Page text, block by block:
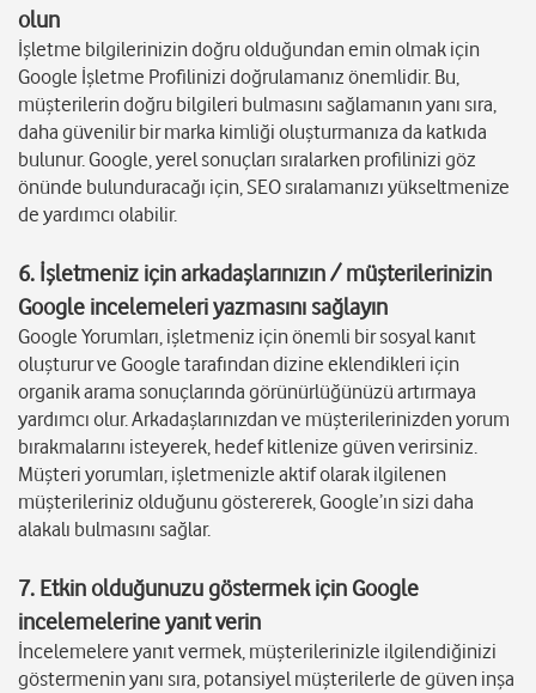
olun
İşletme bilgilerinizin doğru olduğundan emin olmak için
Google İşletme Profilinizi doğrulamanız önemlidir. Bu,
müşterilerin doğru bilgileri bulmasını sağlamanın yanı sıra,
daha güvenilir bir marka kimliği oluşturmanıza da katkıda
bulunur. Google, yerel sonuçları sıralarken profilinizi göz
önünde bulunduracağı için, SEO sıralamanızı yükseltmenize
de yardımcı olabilir.
6. İşletmeniz için arkadaşlarınızın / müşterilerinizin
Google incelemeleri yazmasını sağlayın
Google Yorumları, işletmeniz için önemli bir sosyal kanıt
oluşturur ve Google tarafından dizine eklendikleri için
organik arama sonuçlarında görünürlüğünüzü artırmaya
yardımcı olur. Arkadaşlarınızdan ve müşterilerinizden yorum
bırakmalarını isteyerek, hedef kitlenize güven verirsiniz.
Müşteri yorumları, işletmenizle aktif olarak ilgilenen
müşterileriniz olduğunu göstererek, Google’ın sizi daha
alakalı bulmasını sağlar.
7. Etkin olduğunuzu göstermek için Google
incelemelerine yanıt verin
İncelemelere yanıt vermek, müşterilerinizle ilgilendiğinizi
göstermenin yanı sıra, potansiyel müşterilerle de güven inşa